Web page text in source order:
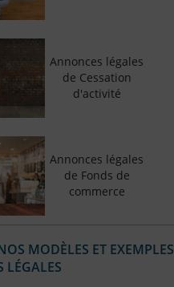
Annonces légales
de Cessation
d'activité
Annonces légales
de Fonds de
commerce
MODÈLES ET EXEMPLES
LÉGALES